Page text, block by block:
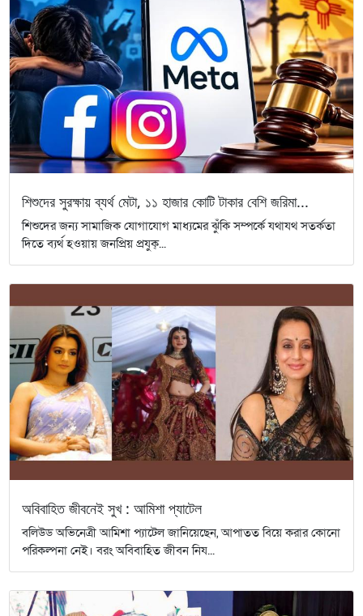
শিশুদের সুরক্ষায় ব্যর্থ মেটা, ১১ হাজার কোটি টাকার বেশি জরিমা...
শিশুদের জন্য সামাজিক যোগাযোগ মাধ্যমের ঝুঁকি সম্পর্কে যথাযথ সতর্কতা
দিতে ব্যর্থ হওয়ায় জনপ্রিয় প্রযুক্...
অবিবাহিত জীবনেই সুখ : আমিশা প্যাটেল
বলিউড অভিনেত্রী আমিশা প্যাটেল জানিয়েছেন, আপাতত বিয়ে করার কোনো
পরিকল্পনা নেই। বরং অবিবাহিত জীবন নিয...